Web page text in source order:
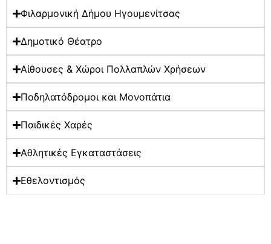
Φιλαρμονική Δήμου Ηγουμενίτσας
Δημοτικό Θέατρο
Αίθουσες & Χώροι Πολλαπλών Χρήσεων
Ποδηλατόδρομοι και Μονοπάτια
Παιδικές Χαρές
Αθλητικές Εγκαταστάσεις
Εθελοντισμός